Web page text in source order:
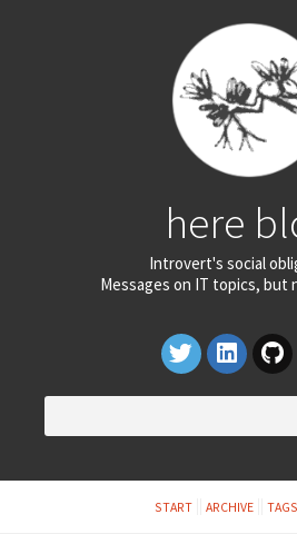
here
Introvert's social
Messages on IT topics, but
START ARCHIVE TAGS